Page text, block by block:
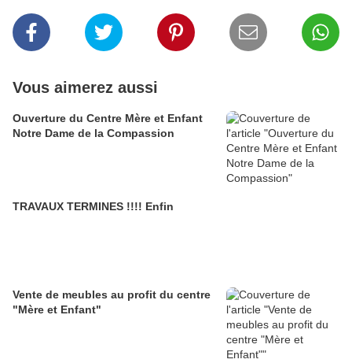
Vous aimerez aussi
Ouverture du Centre Mère et Enfant
Notre Dame de la Compassion
TRAVAUX TERMINES !!!! Enfin
Vente de meubles au profit du centre
"Mère et Enfant"